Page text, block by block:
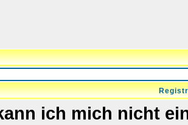
ich mich nicht